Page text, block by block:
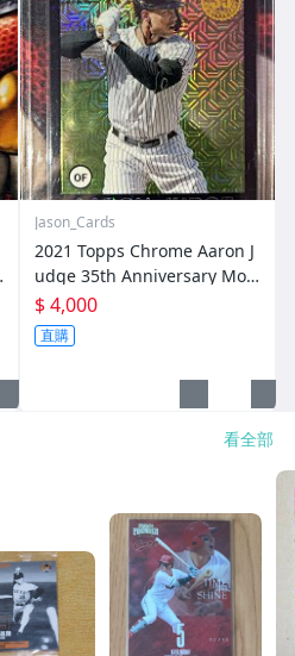
Jason_Cards
2021 Topps Chrome Aaron J
udge 35th Anniversary Mojo
/199
$ 4,000
直購
看全部